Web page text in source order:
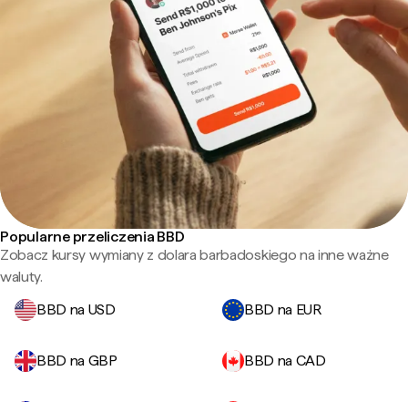
Popularne przeliczenia BBD
Zobacz kursy wymiany z dolara barbadoskiego na inne ważne
waluty.
BBD na USD
BBD na EUR
BBD na GBP BBD na CAD